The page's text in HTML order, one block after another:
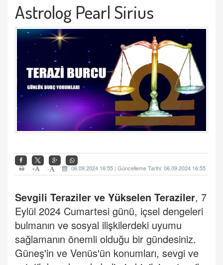
Astrolog Pearl Sirius
06.09.2024 16:55 | Güncelleme Tarihi: 06.09.2024 16:55
-
+
Sevgili Teraziler ve Yükselen Teraziler, 7
Eylül 2024 Cumartesi günü, içsel dengeleri
bulmanın ve sosyal ilişkilerdeki uyumu
sağlamanın önemli olduğu bir gündesiniz.
Güneş'in ve Venüs'ün konumları, sevgi ve